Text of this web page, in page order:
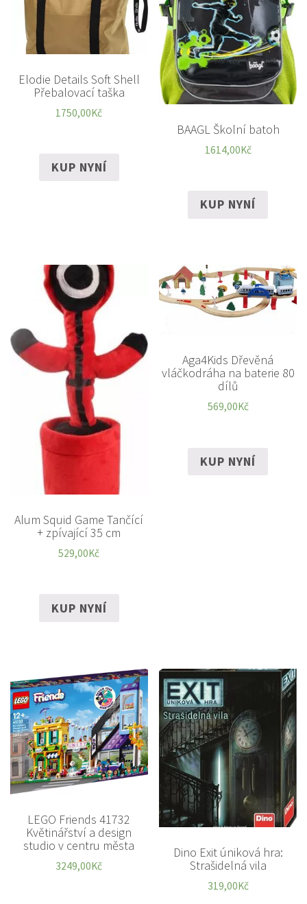
Elodie Details Soft Shell
Přebalovací taška
1750,00Kč
KUP NYNÍ
BAAGL Školní batoh
1614,00Kč
KUP NYNÍ
Alum Squid Game Tančící
+ zpívající 35 cm
529,00Kč
KUP NYNÍ
Aga4Kids Dřevěná
vláčkodráha na baterie 80
dílů
569,00Kč
KUP NYNÍ
LEGO Friends 41732
Květinářství a design
studio v centru města
3249,00Kč
Dino Exit úniková hra:
Strašidelná vila
319,00Kč